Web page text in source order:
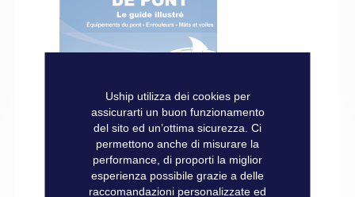
Uship utilizza dei cookies per
assicurarti un buon funzionamento
del sito ed un’ottima sicurezza. Ci
permettono anche di misurare la
performance, di proporti la miglior
esperienza possibile grazie a delle
raccomandazioni personalizzate ed